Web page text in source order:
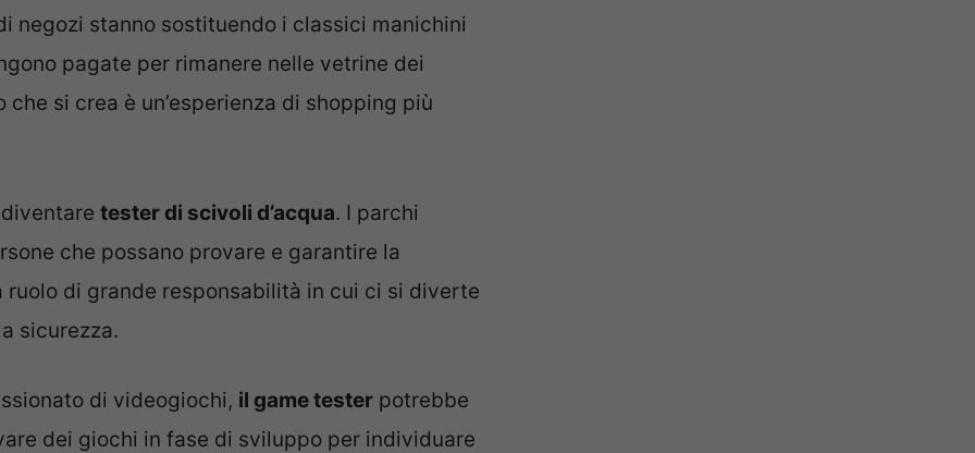
negozi stanno sostituendo i classici manichini
pagate per rimanere nelle vetrine dei
si crea è un’esperienza di shopping più
tester di scivoli d’acqua. I parchi
che possano provare e garantire la
di grande responsabilità in cui ci si diverte
sicurezza.
di videogiochi, il game tester potrebbe
dei giochi in fase di sviluppo per individuare